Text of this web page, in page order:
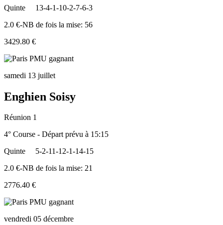
Quinte
13-4-1-10-2-7-6-3
2.0 €-NB de fois la mise: 56
3429.80 €
samedi 13 juillet
Enghien Soisy
Réunion 1
4° Course - Départ prévu à 15:15
Quinte
5-2-11-12-1-14-15
2.0 €-NB de fois la mise: 21
2776.40 €
vendredi 05 décembre